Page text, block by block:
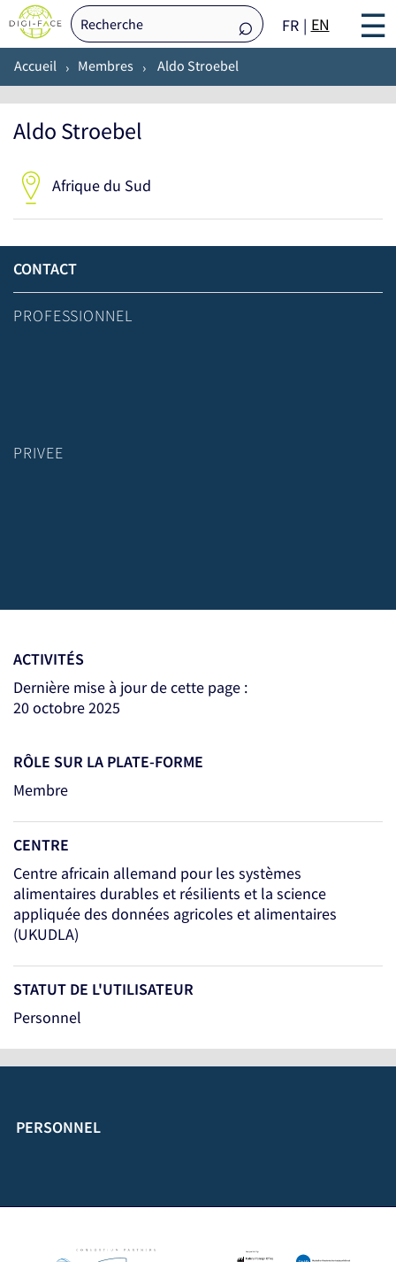
FR EN ☰
Accueil Membres Aldo Stroebel
Aldo Stroebel
Afrique du Sud
CONTACT
PROFESSIONNEL
PRIVEE
ACTIVITÉS
Dernière mise à jour de cette page :
20 octobre 2025
RÔLE SUR LA PLATE-FORME
Membre
CENTRE
Centre africain allemand pour les systèmes
alimentaires durables et résilients et la science
appliquée des données agricoles et alimentaires
(UKUDLA)
STATUT DE L'UTILISATEUR
Personnel
PERSONNEL